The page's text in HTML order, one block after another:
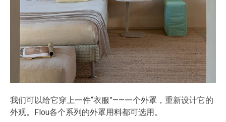
我们可以给它穿上一件“衣服”——一个外罩，重新设计它的
外观。Flou各个系列的外罩用料都可选用。